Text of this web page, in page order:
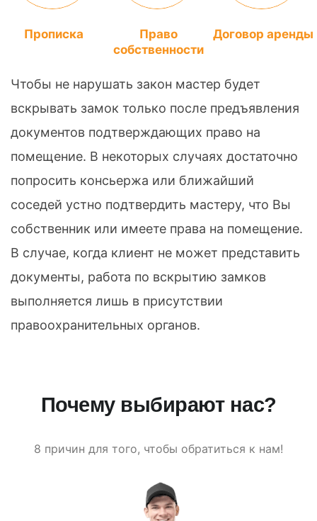
Прописка
Право
собственности
Договор аренды
Чтобы не нарушать закон мастер будет
вскрывать замок только после предъявления
документов подтверждающих право на
помещение. В некоторых случаях достаточно
попросить консьержа или ближайший
соседей устно подтвердить мастеру, что Вы
собственник или имеете права на помещение.
В случае, когда клиент не может представить
документы, работа по вскрытию замков
выполняется лишь в присутствии
правоохранительных органов.
Почему выбирают нас?
8 причин для того, чтобы обратиться к нам!